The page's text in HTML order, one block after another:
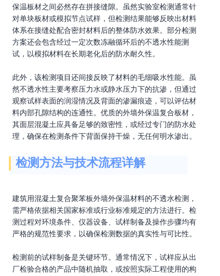
保温板材之间必然存在拼接缝隙。虽然实验室检测通常针
对单块板材或模拟节点试样，但检测结果能够反映出材料
体系在接缝处配合密封材料后的整体防水效果。部分检测
方案还会包含经过一定次数冻融循环后的不透水性能测
试，以模拟材料在长期老化后的防水耐久性。
此外，该检测项目还间接反映了材料的毛细吸水性能。虽
然不透水性主要考察压力水或静水压力下的抗渗，但通过
观察试样表面的润湿情况及背面的渗漏痕迹，可以评估材
料内部孔隙结构的连通性。优质的外墙外保温复合板材，
其面层混凝土应具备足够的致密性，或经过专门的防水处
理，确保在检测条件下背面保持干燥，无任何明水渗出。
检测方法与技术流程详解
建筑用混凝土复合聚苯板外墙外保温材料的不透水检测，
需严格依据相关国家标准或行业标准规定的方法进行。检
测过程对环境条件、仪器设备、试样制备及操作步骤均有
严格的规范性要求，以确保检测数据的真实性与可比性。
检测前的试样制备是关键环节。通常情况下，试样应从出
厂检验合格的产品中随机抽取，或按照实际工程使用的构